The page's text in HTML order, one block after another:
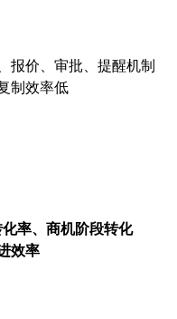
报价、审批、提醒机制
制效率低
率、商机阶段转化
效率